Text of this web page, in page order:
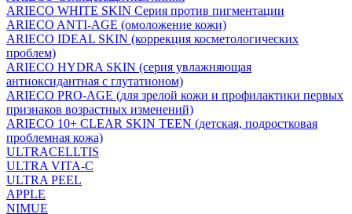
ARIECO WHITE SKIN Серия против пигментации
ARIECO ANTI-AGE (омоложение кожи)
ARIECO IDEAL SKIN (коррекция косметологических
проблем)
ARIECO HYDRA SKIN (серия увлажняющая
антиоксидантная с глутатионом)
ARIECO PRO-AGE (для зрелой кожи и профилактики первых
признаков возрастных изменений)
ARIECO 10+ CLEAR SKIN TEEN (детская, подростковая
проблемная кожа)
ULTRACELLTIS
ULTRA VITA-C
ULTRA PEEL
APPLE
NIMUE